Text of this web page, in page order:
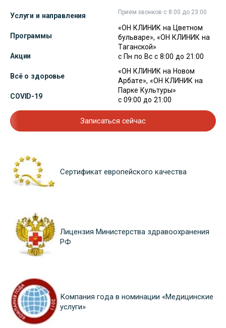
Услуги и направления
Программы
Акции
Всё о здоровье
COVID-19
Прием звонков с 8:00 до 23:00
«ОН КЛИНИК на Цветном
бульваре», «ОН КЛИНИК на
Таганской»
с Пн по Вс с 8:00 до 21:00
«ОН КЛИНИК на Новом
Арбате», «ОН КЛИНИК на
Парке Культуры»
с 09:00 до 21:00
Записаться сейчас
Сертификат европейского качества
Лицензия Министерства здравоохранения
РФ
Компания года в номинации «Медицинские
услуги»